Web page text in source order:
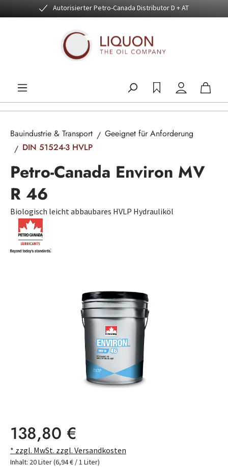
Zum Hauptinhalt springenAutorisierter Petro-Canada Distributor D + AT
Bauindustrie & Transport
Geeignet für Anforderung
DIN 51524-3 HVLP
Petro-Canada Environ MV
R 46
Biologisch leicht abbaubares HVLP Hydrauliköl
Regulärer Preis:
138,80 €
* zzgl. MwSt. zzgl. Versandkosten
Inhalt: 20 Liter(6,94 € / 1 Liter)